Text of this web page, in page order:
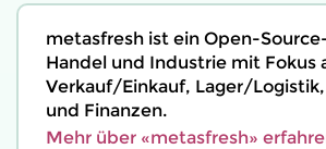
metasfresh ist ein Open-
Handel und Industrie mit Fokus
Verkauf/Einkauf, Lager/
und Finanzen.
Mehr über «metasfresh»